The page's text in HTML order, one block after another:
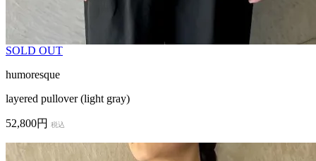
SOLD OUT
humoresque
layered pullover (light gray)
52,800円 税込